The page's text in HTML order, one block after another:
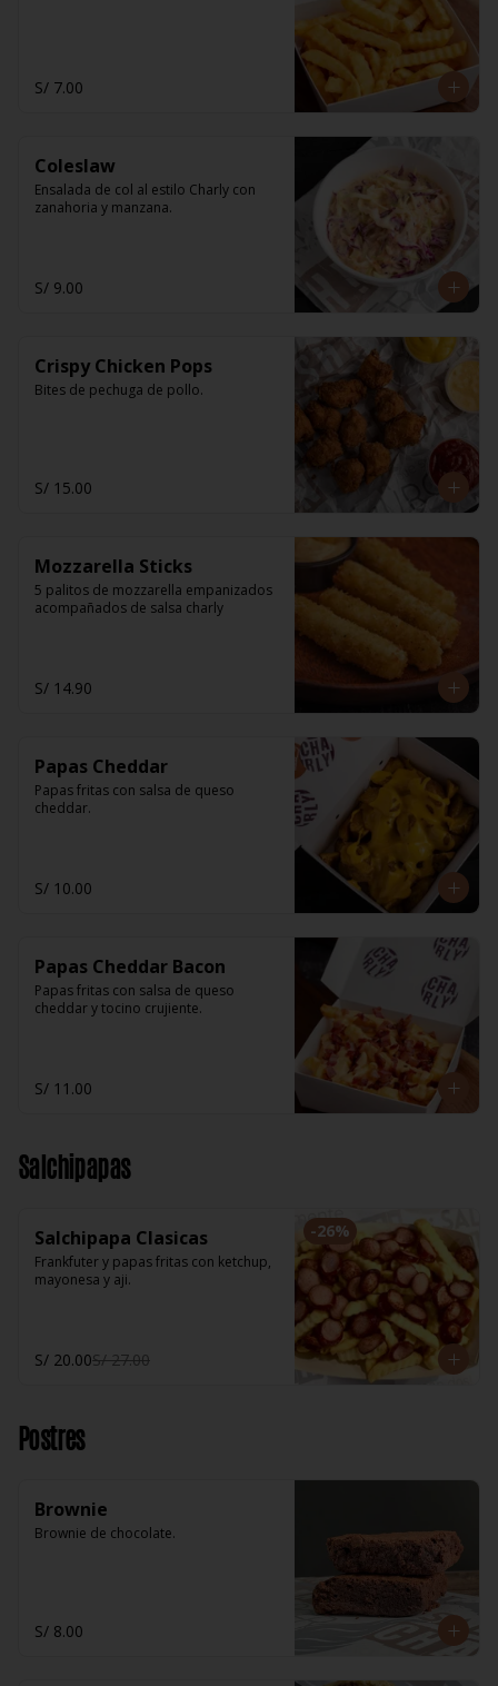
S/ 7.00
Coleslaw
Ensalada de col al estilo Charly con
zanahoria y manzana.
S/ 9.00
Crispy Chicken Pops
Bites de pechuga de pollo.
S/ 15.00
Mozzarella Sticks
5 palitos de mozzarella empanizados
acompañados de salsa charly
S/ 14.90
Papas Cheddar
Papas fritas con salsa de queso
cheddar.
S/ 10.00
Papas Cheddar Bacon
Papas fritas con salsa de queso
cheddar y tocino crujiente.
S/ 11.00
Salchipapas
-26%
Salchipapa Clasicas
Frankfuter y papas fritas con ketchup,
mayonesa y aji.
S/ 20.00S/ 27.00
Postres
Brownie
Brownie de chocolate.
S/ 8.00